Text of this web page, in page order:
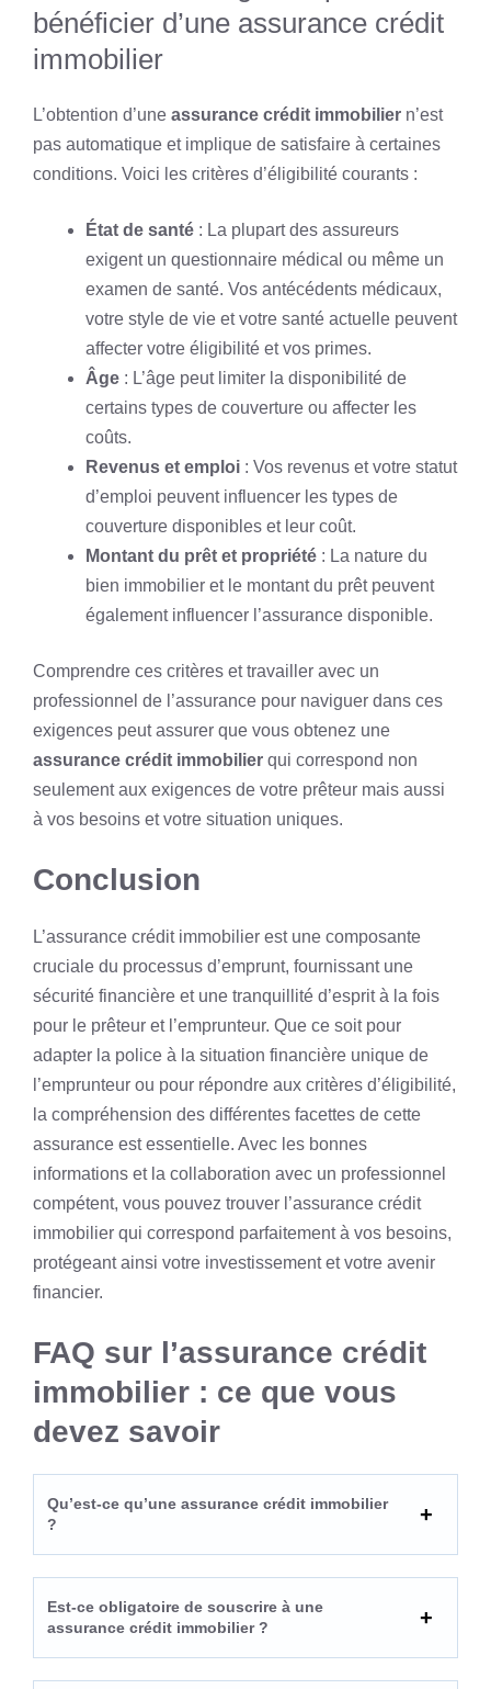
bénéficier d’une assurance crédit
immobilier
L’obtention d’une assurance crédit immobilier n’est
pas automatique et implique de satisfaire à certaines
conditions. Voici les critères d’éligibilité courants :
État de santé : La plupart des assureurs
exigent un questionnaire médical ou même un
examen de santé. Vos antécédents médicaux,
votre style de vie et votre santé actuelle peuvent
affecter votre éligibilité et vos primes.
Âge : L’âge peut limiter la disponibilité de
certains types de couverture ou affecter les
coûts.
Revenus et emploi : Vos revenus et votre statut
d’emploi peuvent influencer les types de
couverture disponibles et leur coût.
Montant du prêt et propriété : La nature du
bien immobilier et le montant du prêt peuvent
également influencer l’assurance disponible.
Comprendre ces critères et travailler avec un
professionnel de l’assurance pour naviguer dans ces
exigences peut assurer que vous obtenez une
assurance crédit immobilier qui correspond non
seulement aux exigences de votre prêteur mais aussi
à vos besoins et votre situation uniques.
Conclusion
L’assurance crédit immobilier est une composante
cruciale du processus d’emprunt, fournissant une
sécurité financière et une tranquillité d’esprit à la fois
pour le prêteur et l’emprunteur. Que ce soit pour
adapter la police à la situation financière unique de
l’emprunteur ou pour répondre aux critères d’éligibilité,
la compréhension des différentes facettes de cette
assurance est essentielle. Avec les bonnes
informations et la collaboration avec un professionnel
compétent, vous pouvez trouver l’assurance crédit
immobilier qui correspond parfaitement à vos besoins,
protégeant ainsi votre investissement et votre avenir
financier.
FAQ sur l’assurance crédit
immobilier : ce que vous
devez savoir
Qu’est-ce qu’une assurance crédit immobilier
?
Est-ce obligatoire de souscrire à une
assurance crédit immobilier ?